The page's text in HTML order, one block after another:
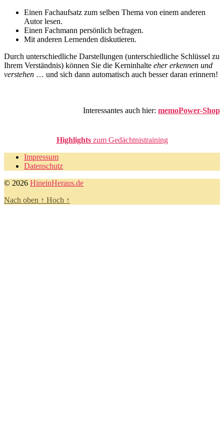
Einen Fachaufsatz zum selben Thema von einem anderen
Autor lesen.
Einen Fachmann persönlich befragen.
Mit anderen Lernenden diskutieren.
Durch unterschiedliche Darstellungen (unterschiedliche Schlüssel zu
Ihrem Verständnis) können Sie die Kerninhalte eher erkennen und
verstehen … und sich dann automatisch auch besser daran erinnern!
Interessantes auch hier: memoPower-Shop
Highlightszum Gedächtnistraining
Impressum
Datenschutz
© 2026 HineinHeraus.de
Nach oben ↑ Hoch ↑